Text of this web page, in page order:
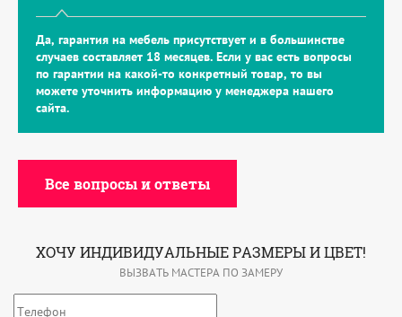
Да, гарантия на мебель присутствует и в большинстве
случаев составляет 18 месяцев. Если у вас есть вопросы
по гарантии на какой-то конкретный товар, то вы
можете уточнить информацию у менеджера нашего
сайта.
Все вопросы и ответы
ХОЧУ ИНДИВИДУАЛЬНЫЕ РАЗМЕРЫ И ЦВЕТ!
ВЫЗВАТЬ МАСТЕРА ПО ЗАМЕРУ